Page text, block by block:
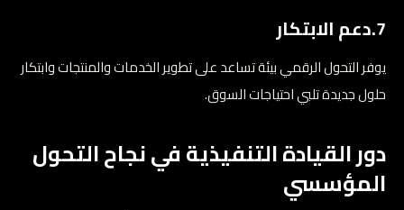
7.دعم الابتكار
يوفر التحول الرقمي بيئة تساعد على تطوير الخدمات والمنتجات وابتكار
حلول جديدة تلبي احتياجات السوق.
دور القيادة التنفيذية في نجاح التحول
المؤسسي